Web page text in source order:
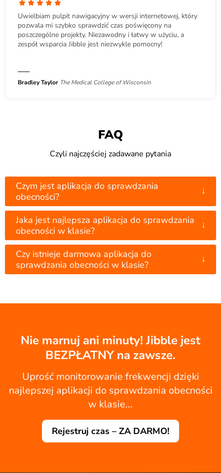
Uwielbiam pulpit nawigacyjny w wersji internetowej, który
pozwala mi szybko sprawdzić czas poświęcony na
poszczególne projekty. Niezawodny i łatwy w użyciu, a
zespół wsparcia Jibble jest niezwykle pomocny!
Bradley Taylor The Medical College of Wisconsin
FAQ
Czyli najczęściej zadawane pytania
Czym jest aplikacja do sprawdzania
obecności?
↓
Jaka jest najlepsza aplikacja do sprawdzania
obecności w klasie?
↓
Czy istnieje darmowa aplikacja do
sprawdzania obecności w klasie?
↓
Nie marnuj ani minuty! Jibble jest
BEZPŁATNY na zawsze.
Uprość monitorowanie frekwencji dzięki
najlepszej aplikacji do sprawdzania obecności
w klasie...
Rejestruj czas – ZA DARMO!